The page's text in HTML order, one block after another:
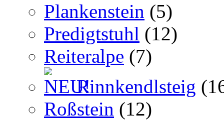
Plankenstein (5)
Predigtstuhl (12)
Reiteralpe (7)
Rinnkendlsteig
Roßstein (12)